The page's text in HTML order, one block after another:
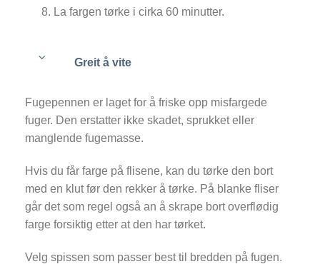
La fargen tørke i cirka 60 minutter.
Greit å vite
Fugepennen er laget for å friske opp misfargede
fuger. Den erstatter ikke skadet, sprukket eller
manglende fugemasse.
Hvis du får farge på flisene, kan du tørke den bort
med en klut før den rekker å tørke. På blanke fliser
går det som regel også an å skrape bort overflødig
farge forsiktig etter at den har tørket.
Velg spissen som passer best til bredden på fugen.